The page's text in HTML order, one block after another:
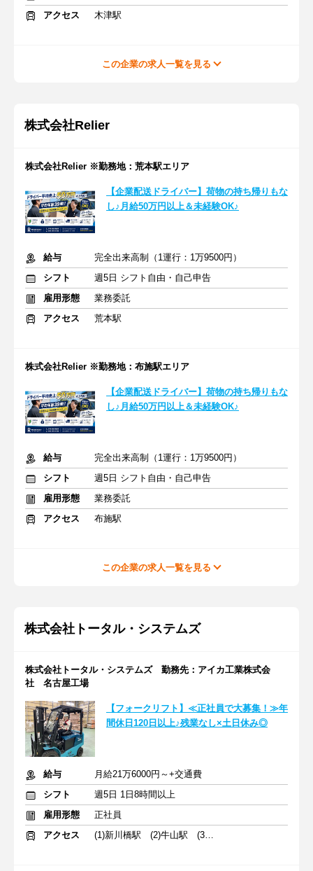
アクセス 木津駅
この企業の求人一覧を見る
株式会社Relier
株式会社Relier ※勤務地：荒本駅エリア
【企業配送ドライバー】荷物の持ち帰りもな
し♪月給50万円以上＆未経験OK♪
給与
完全出来高制（1運行：1万9500円）
シフト
週5日 シフト自由・自己申告
雇用形態
業務委託
アクセス
荒本駅
株式会社Relier ※勤務地：布施駅エリア
【企業配送ドライバー】荷物の持ち帰りもな
し♪月給50万円以上＆未経験OK♪
給与
完全出来高制（1運行：1万9500円）
シフト
週5日 シフト自由・自己申告
雇用形態
業務委託
アクセス
布施駅
この企業の求人一覧を見る
株式会社トータル・システムズ
株式会社トータル・システムズ 勤務先：アイカ工業株式会
社 名古屋工場
【フォークリフト】≪正社員で大募集！≫年
間休日120日以上♪残業なし×土日休み◎
給与
月給21万6000円～+交通費
シフト
週5日 1日8時間以上
雇用形態
正社員
アクセス
(1)新川橋駅 (2)牛山駅 (3)新清洲駅